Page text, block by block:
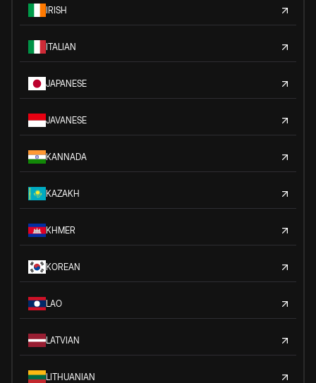
IRISH
ITALIAN
JAPANESE
JAVANESE
KANNADA
KAZAKH
KHMER
KOREAN
LAO
LATVIAN
LITHUANIAN